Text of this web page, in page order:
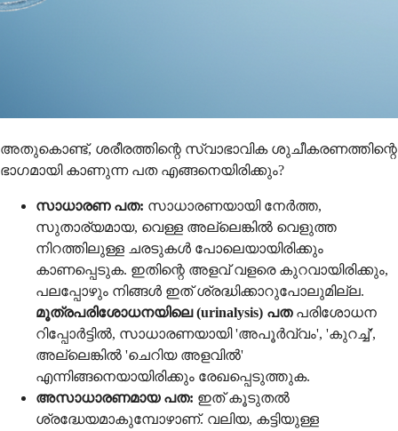
അതുകൊണ്ട്, ശരീരത്തിന്റെ സ്വാഭാവിക ശുചീകരണത്തിന്റെ
ഭാഗമായി കാണുന്ന പത എങ്ങനെയിരിക്കും?
സാധാരണ പത: സാധാരണയായി നേർത്ത,
സുതാര്യമായ, വെള്ള അല്ലെങ്കിൽ വെളുത്ത
നിറത്തിലുള്ള ചരടുകൾ പോലെയായിരിക്കും
കാണപ്പെടുക. ഇതിന്റെ അളവ് വളരെ കുറവായിരിക്കും,
പലപ്പോഴും നിങ്ങൾ ഇത് ശ്രദ്ധിക്കാറുപോലുമില്ല.
മൂത്രപരിശോധനയിലെ (urinalysis) പതപരിശോധന
റിപ്പോർട്ടിൽ, സാധാരണയായി 'അപൂർവ്വം', 'കുറച്ച്',
അല്ലെങ്കിൽ 'ചെറിയ അളവിൽ'
എന്നിങ്ങനെയായിരിക്കും രേഖപ്പെടുത്തുക.
അസാധാരണമായ പത: ഇത് കൂടുതൽ
ശ്രദ്ധേയമാകുമ്പോഴാണ്. വലിയ, കട്ടിയുള്ള